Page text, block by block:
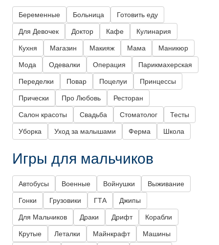
Беременные Больница Готовить еду
Для Девочек Доктор Кафе Кулинария
Кухня Магазин Макияж Мама Маникюр
Мода Одевалки Операция Парикмахерская
Переделки Повар Поцелуи Принцессы
Прически Про Любовь Ресторан
Салон красоты Свадьба Стоматолог Тесты
Уборка Уход за малышами Ферма Школа
Игры для мальчиков
Автобусы Военные Войнушки Выживание
Гонки Грузовики ГТА Джипы
Для Мальчиков Драки Дрифт Корабли
Крутые Леталки Майнкрафт Машины